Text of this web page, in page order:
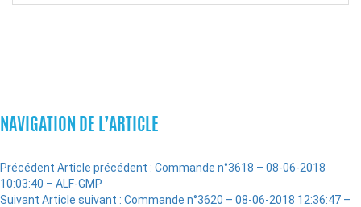
NAVIGATION DE L’ARTICLE
Précédent Article précédent : Commande n°3618 – 08-06-2018
10:03:40 – ALF-GMP
Suivant Article suivant : Commande n°3620 – 08-06-2018 12:36:47 –